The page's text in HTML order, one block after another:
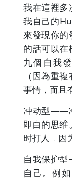
我在這裡多
我自己的
來發現你的
的話可以在
九個自我
（因為重
事情，而且
冲动型——
即白的思维
时打人，因
自我保护
自己。例